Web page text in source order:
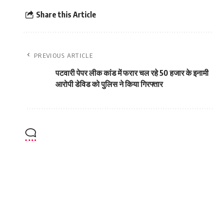
Share this Article
PREVIOUS ARTICLE
पटवारी पेपर लीक कांड में फरार चल रहे 50 हजार के इनामी
आरोपी डेविड को पुलिस ने किया गिरफ्तार